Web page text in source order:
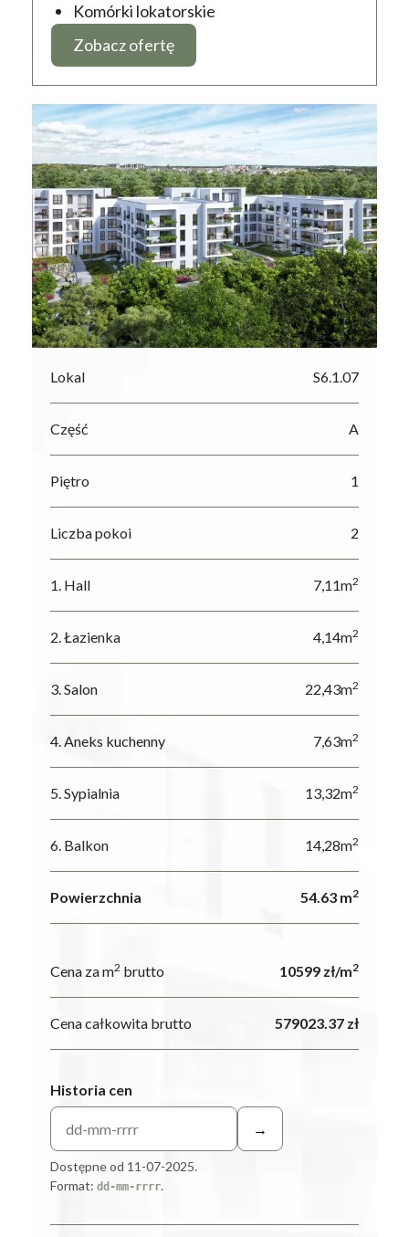
Komórki lokatorskie
Zobacz ofertę
Lokal S6.1.07
Część A
Piętro 1
Liczba pokoi 2
1. Hall 7,11m2
2. Łazienka 4,14m2
3. Salon 22,43m2
4. Aneks kuchenny 7,63m2
5. Sypialnia 13,32m2
6. Balkon 14,28m2
Powierzchnia 54.63 m2
Cena za m2brutto 10599 zł/m2
Cena całkowita brutto 579023.37 zł
Historia cen
→
Dostępne od 11-07-2025.
Format: dd-mm-rrrr.